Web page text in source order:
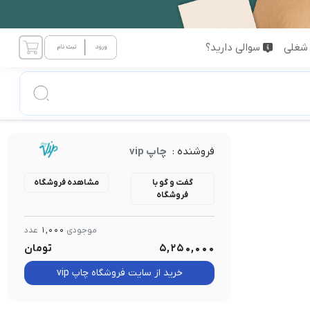
سوالی دارید؟
فروشنده : چاپ vip
گفت و گو با
فروشگاه
مشاهده فروشگاه
موجودی 1,000 عدد
5,250,000 تومان
خرید از سایت فروشگاه چاپ vip